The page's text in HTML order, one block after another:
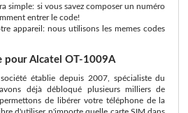
simple: si vous savez composer un numéro
entrer le code!
appareil: nous utilisons les memes codes
pour Alcatel OT-1009A
établie depuis 2007, spécialiste du
déjà débloqué plusieurs milliers de
de libérer votre téléphone de la